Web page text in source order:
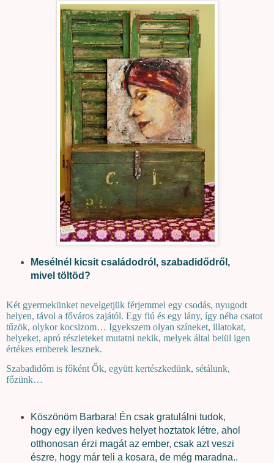
Mesélnél kicsit családodról, szabadidődről,
mivel töltöd?
Két gyermekünket nevelgetjük férjemmel egy csodás, nyugodt
helyen, távol a főváros zajától. Egy fiú és egy lány, így néha csatot
tűzök, olykor kocsizom… Igyekszem olyan színeket, illatokat,
helyeket, apró részleteket mutatni nekik, melyek által belül igen
értékes emberek lesznek.
Szabadidőm is főként Ők, együtt kertészkedünk, sétálunk,
főzünk…
Köszönöm Barbara! Én csak gratulálni tudok,
hogy egy ilyen kedves helyet hoztatok létre, ahol
otthonosan érzi magát az ember, csak azt veszi
észre, hogy már teli a kosara, de még maradna..